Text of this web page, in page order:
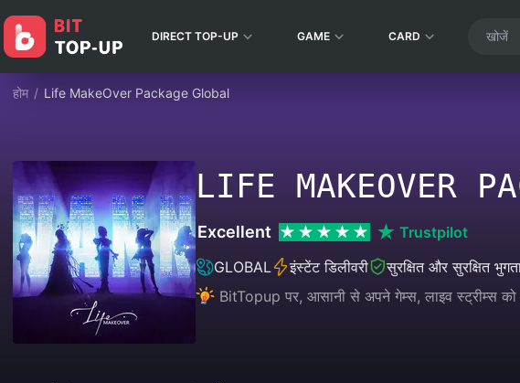
DIRECT TOP-UP GAME CARD
होम / Life MakeOver Package Global
LIFE MAKEOVER
Excellent
Trustpilot
GLOBAL
इंस्टेंट डिलीवरी
सुरक्षित और सुरक्षित
BitTopup पर, आसानी से अपने गेम्स, लाइव स्ट्रीम्स